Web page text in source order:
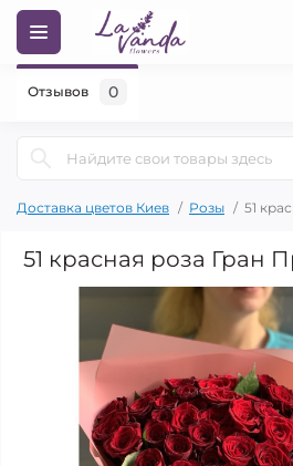
Доставка цветов Киев Розы 51
51 красная роза Гран
Отзывов 0